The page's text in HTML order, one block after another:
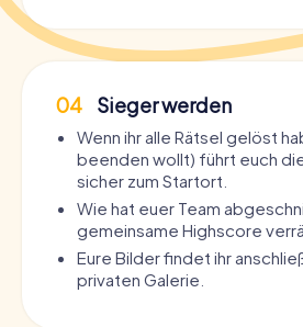
04 Sieger werden
Wenn ihr alle Rätsel gelöst
beenden wollt) führt euch
sicher zum Startort.
Wie hat euer Team
gemeinsame Highscore
Eure Bilder findet ihr
privaten Galerie.